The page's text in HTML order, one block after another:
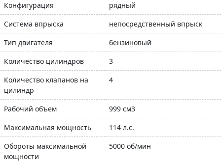
Конфигурация
рядный
Система впрыска
непосредственный впрыск
Тип двигателя
бензиновый
Количество цилиндров
3
Количество клапанов на
цилиндр
4
Рабочий объем
999 см3
Максимальная мощность
114 л.с.
Обороты максимальной
мощности
5000 об/мин